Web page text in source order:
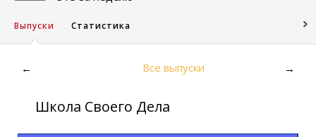
Выпуски Статистика
← Все выпуски →
Школа Своего Дела